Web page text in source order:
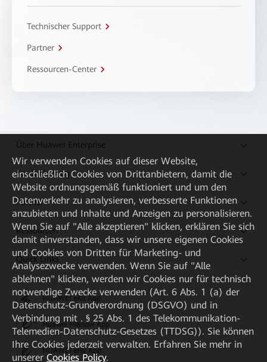
Technischer Support
Partner
Ressourcen-Center
Über Huawei Enterprise
Kaufanleitung
Partner
Ressourcen
Quick Links
HUAWEI eKit App
Huawei HiKnow App
HUAWEI eFly App
Wir verwenden Cookies auf dieser Website,
einschließlich Cookies von Drittanbietern, damit die
Website ordnungsgemäß funktioniert und um den
Datenverkehr zu analysieren, verbesserte Funktionen
anzubieten und Inhalte und Anzeigen zu personalisieren.
Wenn Sie auf "Alle akzeptieren" klicken, erklären Sie sich
damit einverstanden, dass wir unsere eigenen Cookies
und Cookies von Dritten für Marketing- und
Analysezwecke verwenden. Wenn Sie auf "Alle
ablehnen" klicken, werden wir Cookies nur für technisch
notwendige Zwecke verwenden (Art. 6 Abs. 1 (a) der
Datenschutz-Grundverordnung (DSGVO) und in
Verbindung mit . § 25 Abs. 1 des Telekommunikation-
Telemedien-Datenschutz-Gesetzes (TTDSG)). Sie können
Ihre Cookies jederzeit verwalten. Erfahren Sie mehr in
unserer Cookies Policy.